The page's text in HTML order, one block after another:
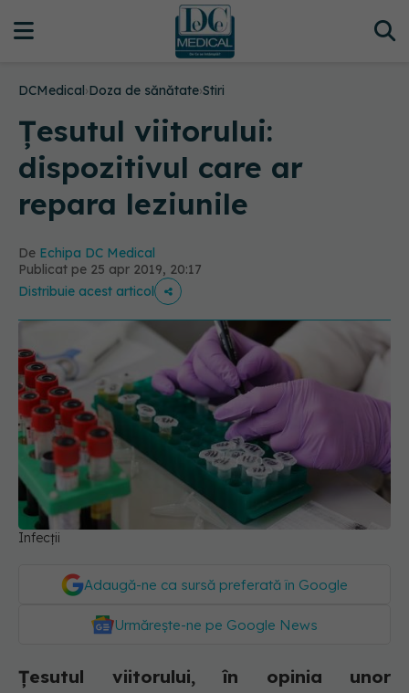
DCMedical›Doza de sănătate›Stiri
Țesutul viitorului:
dispozitivul care ar
repara leziunile
De Echipa DC Medical
Publicat pe 25 apr 2019, 20:17
Distribuie acest articol
Infecții
Adaugă-ne ca sursă preferată în Google
Urmărește-ne pe Google News
Țesutul viitorului, în opinia unor